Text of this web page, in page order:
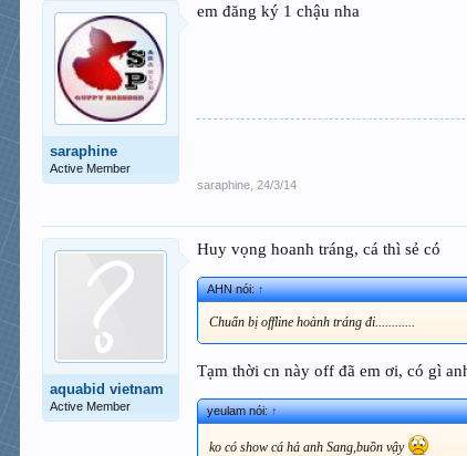
saraphine
Active Member
em đăng ký 1 chậu nha
saraphine 24/3/14
aquabid vietnam
Active Member
Huy vọng hoanh tráng, cá thì sẻ có
AHN nói:↑
Chuẩn bị offline hoành tráng đi............
Tạm thời cn này off đã em ơi, có gì
yeulam nói:↑
ko có show cá hả anh Sang,buồn vậy